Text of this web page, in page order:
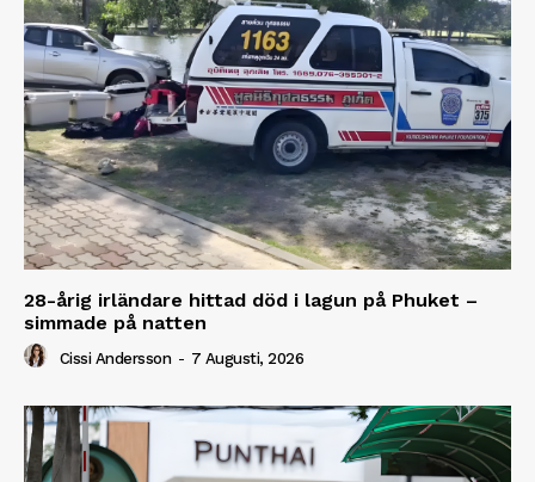
28-årig irländare hittad död i lagun på Phuket –
simmade på natten
Cissi Andersson - 7 Augusti, 2026